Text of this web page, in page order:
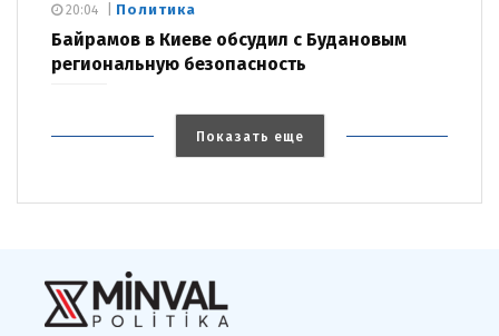
Политика
Байрамов в Киеве обсудил с Будановым
региональную безопасность
20:04
Показать еще